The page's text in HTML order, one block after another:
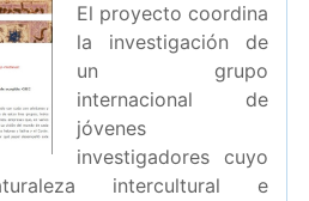
El proyecto coordina
la investigación de
un grupo
internacional de
jóvenes
investigadores cuyo
intercultural e